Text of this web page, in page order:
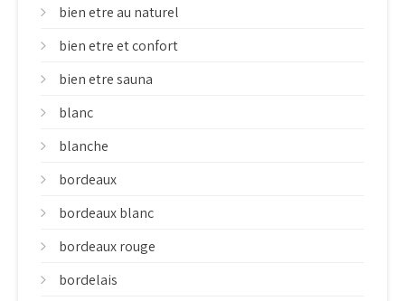
bien etre au naturel
bien etre et confort
bien etre sauna
blanc
blanche
bordeaux
bordeaux blanc
bordeaux rouge
bordelais